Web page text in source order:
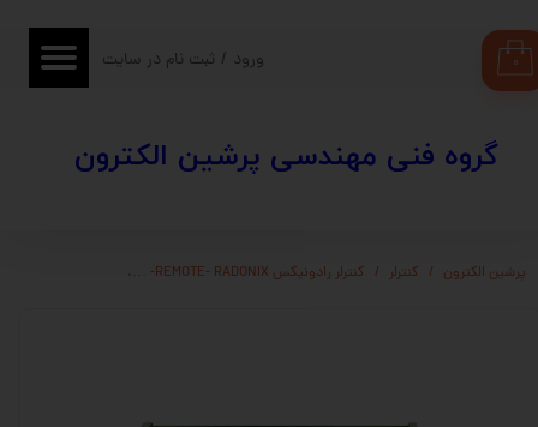
​​گروه فنی مهندسی پرشین الکترون
۰ ورود / ثبت نام در سایت
حساب کاربری من
سفارشات
پرشین الکترون کنترلر کنترلر رادونیکس REMOTE- RADONIX- ….